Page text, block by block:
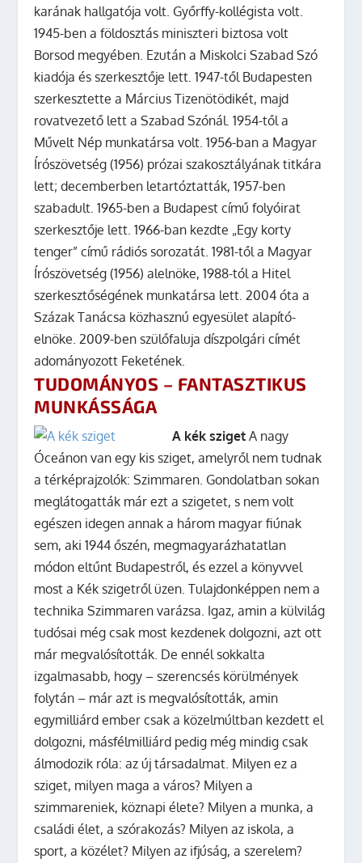
karának hallgatója volt. Győrffy-kollégista volt.
1945-ben a földosztás miniszteri biztosa volt
Borsod megyében. Ezután a Miskolci Szabad Szó
kiadója és szerkesztője lett. 1947-től Budapesten
szerkesztette a Március Tizenötödikét, majd
rovatvezető lett a Szabad Szónál. 1954-től a
Művelt Nép munkatársa volt. 1956-ban a Magyar
Írószövetség (1956) prózai szakosztályának titkára
lett; decemberben letartóztatták, 1957-ben
szabadult. 1965-ben a Budapest című folyóirat
szerkesztője lett. 1966-ban kezdte „Egy korty
tenger” című rádiós sorozatát. 1981-től a Magyar
Írószövetség (1956) alelnöke, 1988-tól a Hitel
szerkesztőségének munkatársa lett. 2004 óta a
Százak Tanácsa közhasznú egyesület alapító-
elnöke. 2009-ben szülőfaluja díszpolgári címét
adományozott Feketének.
TUDOMÁNYOS – FANTASZTIKUS
MUNKÁSSÁGA
A kék sziget A nagy
Óceánon van egy kis sziget, amelyről nem tudnak
a térképrajzolók: Szimmaren. Gondolatban sokan
meglátogatták már ezt a szigetet, s nem volt
egészen idegen annak a három magyar fiúnak
sem, aki 1944 őszén, megmagyarázhatatlan
módon eltűnt Budapestről, és ezzel a könyvvel
most a Kék szigetről üzen. Tulajdonképpen nem a
technika Szimmaren varázsa. Igaz, amin a külvilág
tudósai még csak most kezdenek dolgozni, azt ott
már megvalósították. De ennél sokkalta
izgalmasabb, hogy – szerencsés körülmények
folytán – már azt is megvalósították, amin
egymilliárd ember csak a közelmúltban kezdett el
dolgozni, másfélmilliárd pedig még mindig csak
álmodozik róla: az új társadalmat. Milyen ez a
sziget, milyen maga a város? Milyen a
szimmareniek, köznapi élete? Milyen a munka, a
családi élet, a szórakozás? Milyen az iskola, a
sport, a közélet? Milyen az ifjúság, a szerelem?